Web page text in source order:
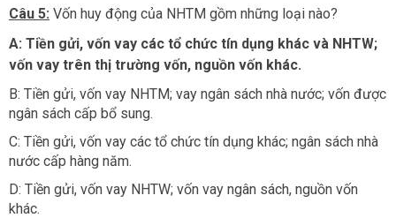
Câu 5: Vốn huy động của NHTM gồm những loại nào?
A: Tiền gửi, vốn vay các tổ chức tín dụng khác và NHTW;
vốn vay trên thị trường vốn, nguồn vốn khác.
B: Tiền gửi, vốn vay NHTM; vay ngân sách nhà nước; vốn được
ngân sách cấp bổ sung.
C: Tiền gửi, vốn vay các tổ chức tín dụng khác; ngân sách nhà
nước cấp hàng năm.
D: Tiền gửi, vốn vay NHTW; vốn vay ngân sách, nguồn vốn
khác.​